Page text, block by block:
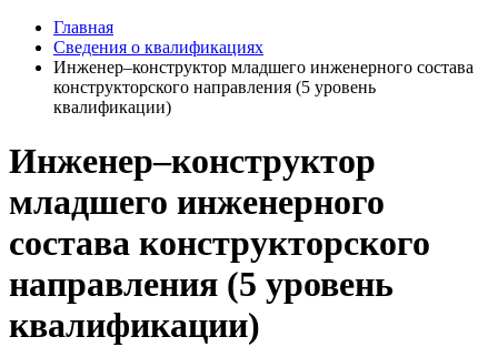
Главная
Сведения о квалификациях
Инженер–конструктор младшего инженерного состава
конструкторского направления (5 уровень
квалификации)
Инженер–конструктор
младшего инженерного
состава конструкторского
направления (5 уровень
квалификации)